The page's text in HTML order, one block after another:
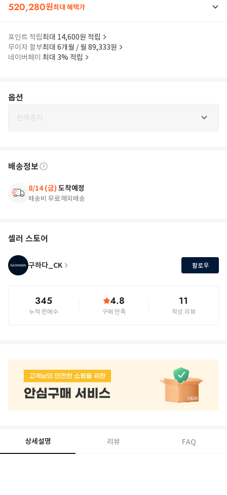
520,280원최대 혜택가
포인트 적립최대 14,600원 적립
무이자 할부최대 6개월 / 월 89,333원
네이버페이 최대 3% 적립
옵션
판매중지
배송정보
8/14 (금) 도착예정
배송비 무료해외배송
셀러 스토어
구하다_CK 팔로우
345
누적 판매수
4.8
구매 만족
11
작성 리뷰
상세설명 리뷰 FAQ